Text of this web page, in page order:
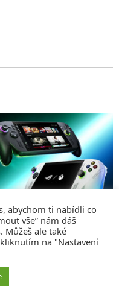
– Inzerce –
abychom ti nabídli co
vše” nám dáš
Můžeš ale také
na "Nastavení